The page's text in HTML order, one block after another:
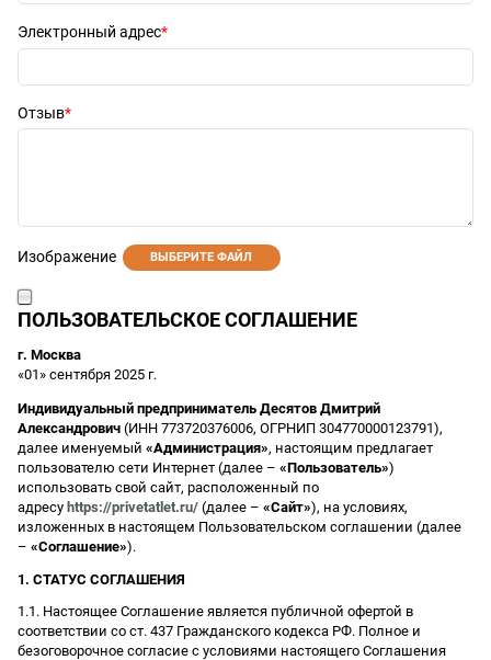
Электронный адрес
Отзыв
Изображение ВЫБЕРИТЕ ФАЙЛ
ПОЛЬЗОВАТЕЛЬСКОЕ СОГЛАШЕНИЕ
г. Москва
«01» сентября 2025 г.
Индивидуальный предприниматель Десятов Дмитрий
Александрович (ИНН 773720376006, ОГРНИП 304770000123791),
далее именуемый «Администрация», настоящим предлагает
пользователю сети Интернет (далее – «Пользователь»)
использовать свой сайт, расположенный по
адресу https://privetatlet.ru/ (далее – «Сайт»), на условиях,
изложенных в настоящем Пользовательском соглашении (далее
– «Соглашение»).
1. СТАТУС СОГЛАШЕНИЯ
1.1. Настоящее Соглашение является публичной офертой в
соответствии со ст. 437 Гражданского кодекса РФ. Полное и
безоговорочное согласие с условиями настоящего Соглашения